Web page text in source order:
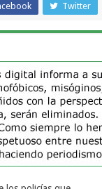
Twitter